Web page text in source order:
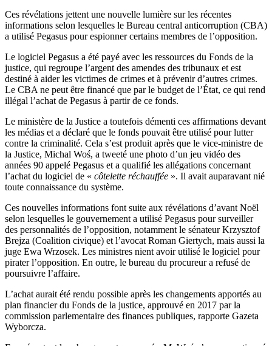
Ces révélations jettent une nouvelle lumière sur les récentes
informations selon lesquelles le Bureau central anticorruption (CBA)
a utilisé Pegasus pour espionner certains membres de l’opposition.
Le logiciel Pegasus a été payé avec les ressources du Fonds de la
justice, qui regroupe l’argent des amendes des tribunaux et est
destiné à aider les victimes de crimes et à prévenir d’autres crimes.
Le CBA ne peut être financé que par le budget de l’État, ce qui rend
illégal l’achat de Pegasus à partir de ce fonds.
Le ministère de la Justice a toutefois démenti ces affirmations devant
les médias et a déclaré que le fonds pouvait être utilisé pour lutter
contre la criminalité. Cela s’est produit après que le vice-ministre de
la Justice, Michal Woś, a tweeté une photo d’un jeu vidéo des
années 90 appelé Pegasus et a qualifié les allégations concernant
l’achat du logiciel de « côtelette réchauffée ». Il avait auparavant nié
toute connaissance du système.
Ces nouvelles informations font suite aux révélations d’avant Noël
selon lesquelles le gouvernement a utilisé Pegasus pour surveiller
des personnalités de l’opposition, notamment le sénateur Krzysztof
Brejza (Coalition civique) et l’avocat Roman Giertych, mais aussi la
juge Ewa Wrzosek. Les ministres nient avoir utilisé le logiciel pour
pirater l’opposition. En outre, le bureau du procureur a refusé de
poursuivre l’affaire.
L’achat aurait été rendu possible après les changements apportés au
plan financier du Fonds de la justice, approuvé en 2017 par la
commission parlementaire des finances publiques, rapporte Gazeta
Wyborcza.